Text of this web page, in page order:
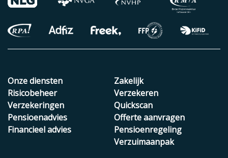
Onze diensten
Risicobeheer
Verzekeringen
Pensioenadvies
Financieel advies
Zakelijk
Verzekeren
Quickscan
Offerte aanvragen
Pensioenregeling
Verzuimaanpak